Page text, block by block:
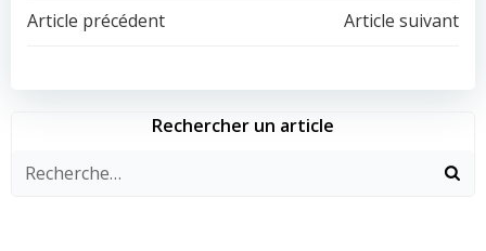
Navigation
de
l’article
Article précédent
Navigation
de
l’article
Article suivant
Rechercher un article